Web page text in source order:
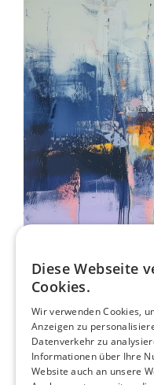
Moderne
Diese Webseite
Cookies.
Wir verwenden Cookies,
Anzeigen zu
Datenverkehr zu
Informationen über Ihre
Website auch an unsere